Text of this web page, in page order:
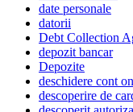
date personale
datorii
Debt Collection
depozit bancar
Depozite
deschidere cont
descoperire de